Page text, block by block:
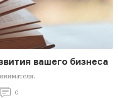
вашего бизнеса
0